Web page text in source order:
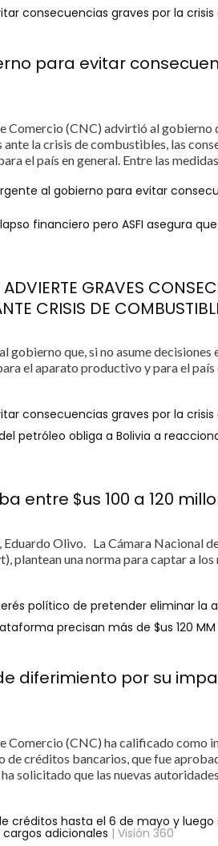
consecuencias graves por la
para evitar
Comercio (CNC) advirtió al gobierno
la crisis de combustibles, las
el país en general. Entre las
al gobierno para evitar
financiero pero ASFI asegura
GRAVES
CRISIS DE
que, si no asume
el aparato productivo y para el país
consecuencias graves por la
petróleo obliga a Bolivia a
entre $us 100 a 120
Olivo. La Cámara Nacional
plantean una norma para captar a
político de pretender eliminar la
precisan más de $us 120 MM
diferimiento por su
Comercio (CNC) ha calificado como
de créditos bancarios, que fue
solicitado que las nuevas
créditos hasta el 6 de mayo y
adicionales | Visión 360